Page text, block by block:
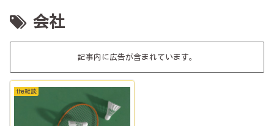
会社
記事内に広告が含まれています。
the雑談